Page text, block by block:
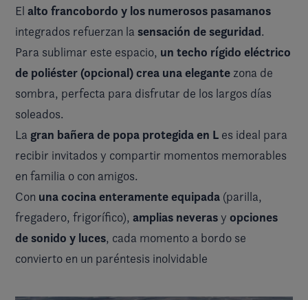
El alto francobordo y los numerosos pasamanos
integrados refuerzan la sensación de seguridad.
Para sublimar este espacio, un techo rígido eléctrico
de poliéster (opcional) crea una elegante zona de
sombra, perfecta para disfrutar de los largos días
soleados.
La gran bañera de popa protegida en L es ideal para
recibir invitados y compartir momentos memorables
en familia o con amigos.
Con una cocina enteramente equipada (parilla,
fregadero, frigorífico), amplias neverasy opciones
de sonido y luces, cada momento a bordo se
convierto en un paréntesis inolvidable